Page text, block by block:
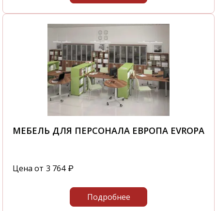
МЕБЕЛЬ ДЛЯ ПЕРСОНАЛА ЕВРОПА EVROPA
Цена от 3 764 ₽
Подробнее